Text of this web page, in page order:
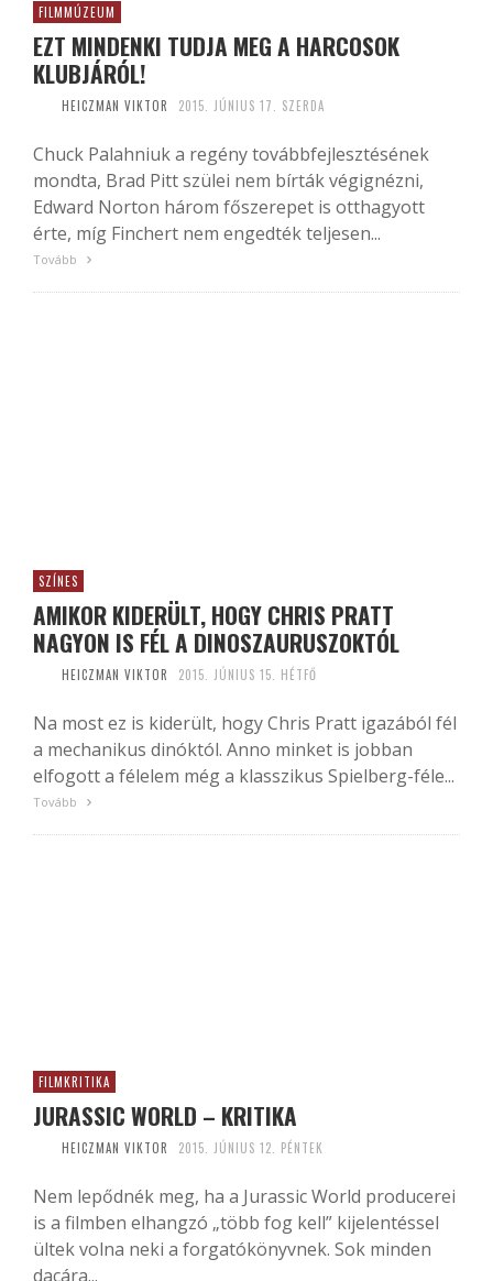
FILMMÚZEUM
EZT MINDENKI TUDJA MEG A HARCOSOK
KLUBJÁRÓL!
HEICZMAN VIKTOR 2015. JÚNIUS 17. SZERDA
Chuck Palahniuk a regény továbbfejlesztésének
mondta, Brad Pitt szülei nem bírták végignézni,
Edward Norton három főszerepet is otthagyott
érte, míg Finchert nem engedték teljesen...
Tovább
SZÍNES
AMIKOR KIDERÜLT, HOGY CHRIS PRATT
NAGYON IS FÉL A DINOSZAURUSZOKTÓL
HEICZMAN VIKTOR 2015. JÚNIUS 15. HÉTFŐ
Na most ez is kiderült, hogy Chris Pratt igazából fél
a mechanikus dinóktól. Anno minket is jobban
elfogott a félelem még a klasszikus Spielberg-féle...
Tovább
FILMKRITIKA
JURASSIC WORLD – KRITIKA
HEICZMAN VIKTOR 2015. JÚNIUS 12. PÉNTEK
Nem lepődnék meg, ha a Jurassic World producerei
is a filmben elhangzó „több fog kell” kijelentéssel
ültek volna neki a forgatókönyvnek. Sok minden
dacára...